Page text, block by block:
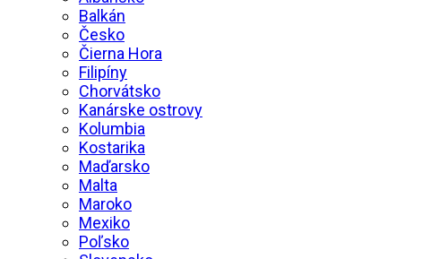
Balkán
Česko
Čierna Hora
Filipíny
Chorvátsko
Kanárske ostrovy
Kolumbia
Kostarika
Maďarsko
Malta
Maroko
Mexiko
Poľsko